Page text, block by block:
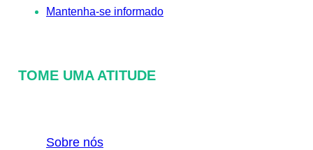
Mantenha-se informado
TOME UMA ATITUDE
Sobre nós